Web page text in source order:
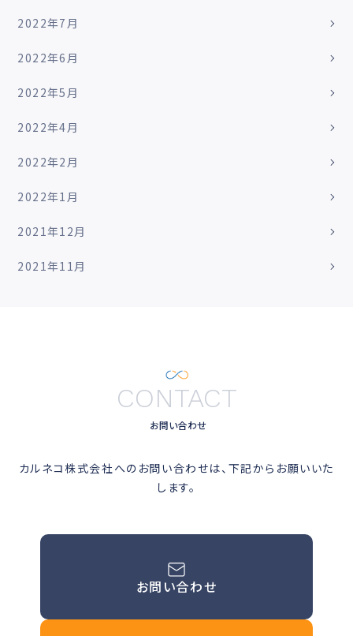
2022年7月
2022年6月
2022年5月
2022年4月
2022年2月
2022年1月
2021年12月
2021年11月
CONTACT
お問い合わせ
カルネコ株式会社へのお問い合わせは、下記からお願いいた
します。
お問い合わせ